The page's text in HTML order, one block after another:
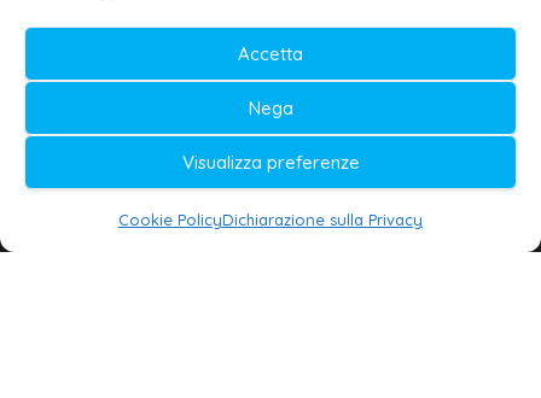
Accetta
Nega
Visualizza preferenze
Cookie PolicyDichiarazione sulla Privacy
Testata iscritta al n. 11/2020 Registro della
Stampa Tribunale di Lecce
Editore e direttore responsabile:
Daniele G. Masciullo
Galatina24 è marchio registrato dal Ministero
delle Imprese